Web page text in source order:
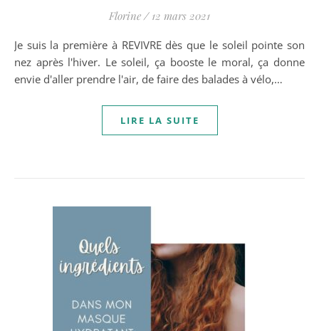
Florine / 12 mars 2021
Je suis la première à REVIVRE dès que le soleil pointe son
nez après l'hiver. Le soleil, ça booste le moral, ça donne
envie d'aller prendre l'air, de faire des balades à vélo,…
LIRE LA SUITE